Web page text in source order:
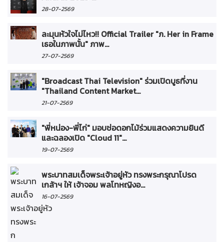
28-07-2569
ละมุนหัวใจไม่ไหว!! Official Trailer "ภ. Her in Frame
เธอในภาพนั้น" ภาพ...
27-07-2569
"Broadcast Thai Television" ร่วมเปิดบูธที่งาน
"Thailand Content Market...
21-07-2569
"พี่หน่อง-พี่ไก่" มอบช่อดอกไม้ร่วมแสดงความยินดี
และฉลองเปิด "Cloud 11"...
19-07-2569
พระบาทสมเด็จพระเจ้าอยู่หัว ทรงพระกรุณาโปรด
เกล้าฯ ให้ เจ้าจอม พลโทหญิงอ...
16-07-2569